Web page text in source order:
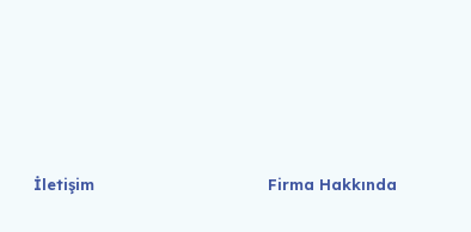
İletişim Firma Hakkında